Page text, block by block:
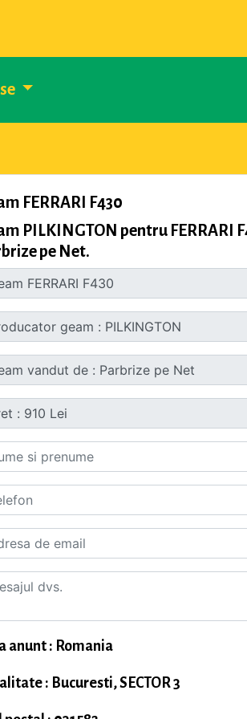
FERRARI F430
PILKINGTON pentru FERRARI
pe Net.
anunt : Romania
: Bucuresti, SECTOR 3